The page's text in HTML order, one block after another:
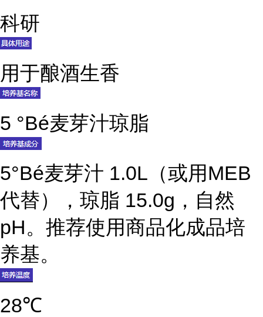
科研
用于酿酒生香
5 °Bé麦芽汁琼脂
5°Bé麦芽汁 1.0L（或用MEB
代替），琼脂 15.0g，自然
pH。推荐使用商品化成品培
养基。
28℃